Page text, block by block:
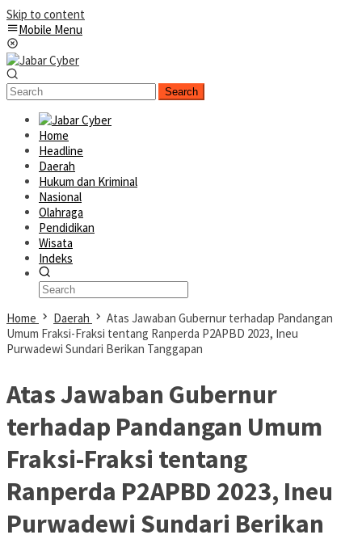
Skip to content
Mobile Menu
Search
Home
Headline
Daerah
Hukum dan Kriminal
Nasional
Olahraga
Pendidikan
Wisata
Indeks
Home Daerah
Atas Jawaban Gubernur terhadap Pandangan
Umum Fraksi-Fraksi tentang Ranperda P2APBD 2023, Ineu
Purwadewi Sundari Berikan Tanggapan
Atas Jawaban Gubernur
terhadap Pandangan Umum
Fraksi-Fraksi tentang
Ranperda P2APBD 2023, Ineu
Purwadewi Sundari Berikan